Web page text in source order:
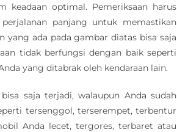
keadaan optimal. Pemeriksaan harus
panjang untuk memastikan
yang ada pada gambar diatas bisa saja
tidak berfungsi dengan baik seperti
yang ditabrak oleh kendaraan lain.
saja terjadi, walaupun Anda sudah
tersenggol, terserempet, terbentur
Anda lecet, tergores, terbaret atau